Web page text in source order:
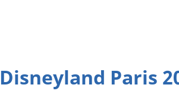
Disneyland Paris